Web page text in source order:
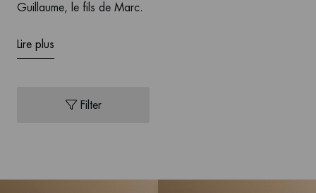
Guillaume, le fils de Marc.
Lire plus
Filter